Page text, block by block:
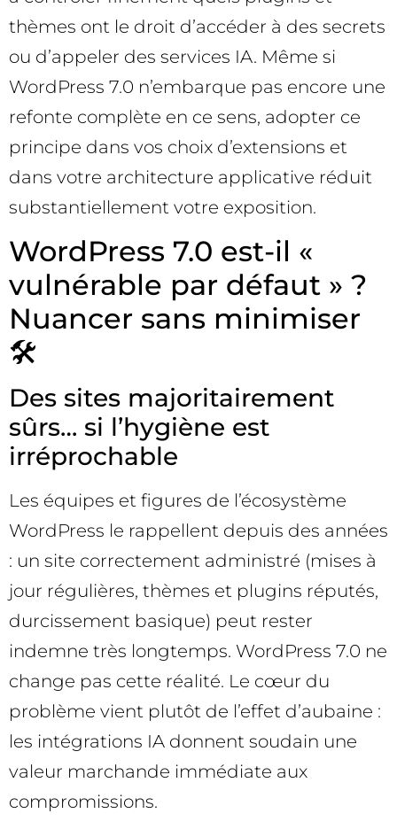
thèmes ont le droit d’accéder à des secrets
ou d’appeler des services IA. Même si
WordPress 7.0 n’embarque pas encore une
refonte complète en ce sens, adopter ce
principe dans vos choix d’extensions et
dans votre architecture applicative réduit
substantiellement votre exposition.
WordPress 7.0 est-il «
vulnérable par défaut » ?
Nuancer sans minimiser
🛠️
Des sites majoritairement
sûrs… si l’hygiène est
irréprochable
Les équipes et figures de l’écosystème
WordPress le rappellent depuis des années
: un site correctement administré (mises à
jour régulières, thèmes et plugins réputés,
durcissement basique) peut rester
indemne très longtemps. WordPress 7.0 ne
change pas cette réalité. Le cœur du
problème vient plutôt de l’effet d’aubaine :
les intégrations IA donnent soudain une
valeur marchande immédiate aux
compromissions.